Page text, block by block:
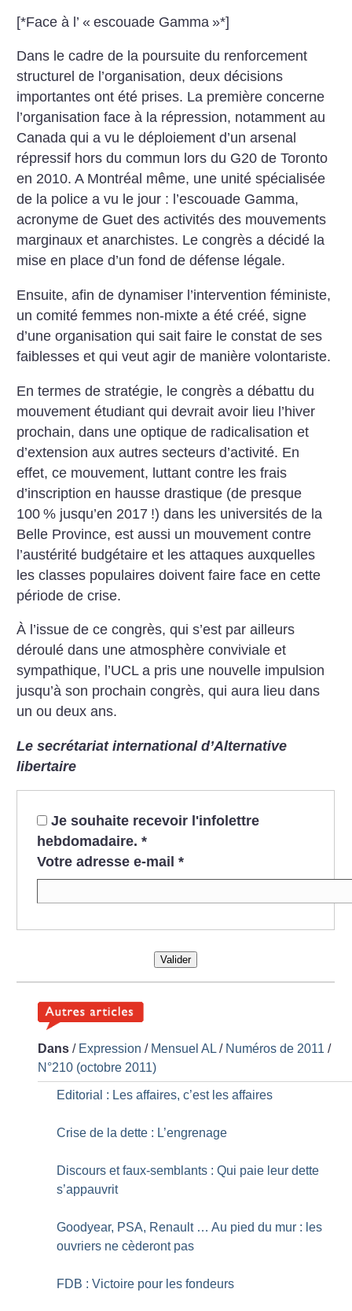
[*Face à l’ « escouade Gamma »*]
Dans le cadre de la poursuite du renforcement
structurel de l’organisation, deux décisions
importantes ont été prises. La première concerne
l’organisation face à la répression, notamment au
Canada qui a vu le déploiement d’un arsenal
répressif hors du commun lors du G20 de Toronto
en 2010. A Montréal même, une unité spécialisée
de la police a vu le jour : l’escouade Gamma,
acronyme de Guet des activités des mouvements
marginaux et anarchistes. Le congrès a décidé la
mise en place d’un fond de défense légale.
Ensuite, afin de dynamiser l’intervention féministe,
un comité femmes non-mixte a été créé, signe
d’une organisation qui sait faire le constat de ses
faiblesses et qui veut agir de manière volontariste.
En termes de stratégie, le congrès a débattu du
mouvement étudiant qui devrait avoir lieu l’hiver
prochain, dans une optique de radicalisation et
d’extension aux autres secteurs d’activité. En
effet, ce mouvement, luttant contre les frais
d’inscription en hausse drastique (de presque
100 % jusqu’en 2017 !) dans les universités de la
Belle Province, est aussi un mouvement contre
l’austérité budgétaire et les attaques auxquelles
les classes populaires doivent faire face en cette
période de crise.
À l’issue de ce congrès, qui s’est par ailleurs
déroulé dans une atmosphère conviviale et
sympathique, l’UCL a pris une nouvelle impulsion
jusqu’à son prochain congrès, qui aura lieu dans
un ou deux ans.
Le secrétariat international d’Alternative
libertaire
Je souhaite recevoir l'infolettre
hebdomadaire. *
Votre adresse e-mail *
Valider
Dans / Expression / Mensuel AL / Numéros de 2011 /
N°210 (octobre 2011)
Editorial : Les affaires, c’est les affaires
Crise de la dette : L’engrenage
Discours et faux-semblants : Qui paie leur dette
s’appauvrit
Goodyear, PSA, Renault … Au pied du mur : les
ouvriers ne cèderont pas
FDB : Victoire pour les fondeurs